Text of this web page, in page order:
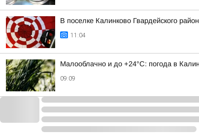
В поселке Калинково Гвардейского
11:04
Малооблачно и до +24°С: погода в
09:09